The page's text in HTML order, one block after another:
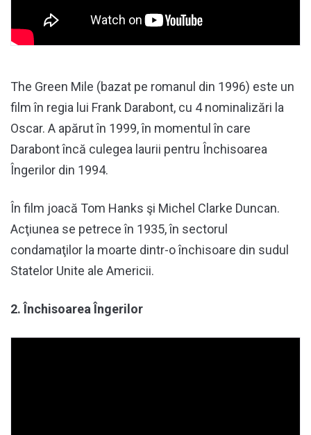
The Green Mile (bazat pe romanul din 1996) este un
film în regia lui Frank Darabont, cu 4 nominalizări la
Oscar. A apărut în 1999, în momentul în care
Darabont încă culegea laurii pentru Închisoarea
Îngerilor din 1994.
În film joacă Tom Hanks şi Michel Clarke Duncan.
Acţiunea se petrece în 1935, în sectorul
condamaţilor la moarte dintr-o închisoare din sudul
Statelor Unite ale Americii.
2. Închisoarea Îngerilor